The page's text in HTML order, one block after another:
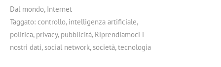
Dal mondo, Internet
Taggato: controllo, intelligenza artificiale,
politica, privacy, pubblicità, Riprendiamoci i
nostri dati,social network,società,tecnologia